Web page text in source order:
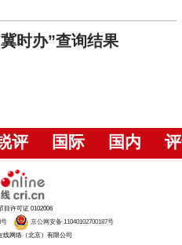
时办”查询结果
评 国际 国内
目许可证 0102006
号
京公网安备 11040102700187号
线网络（北京）有限公司